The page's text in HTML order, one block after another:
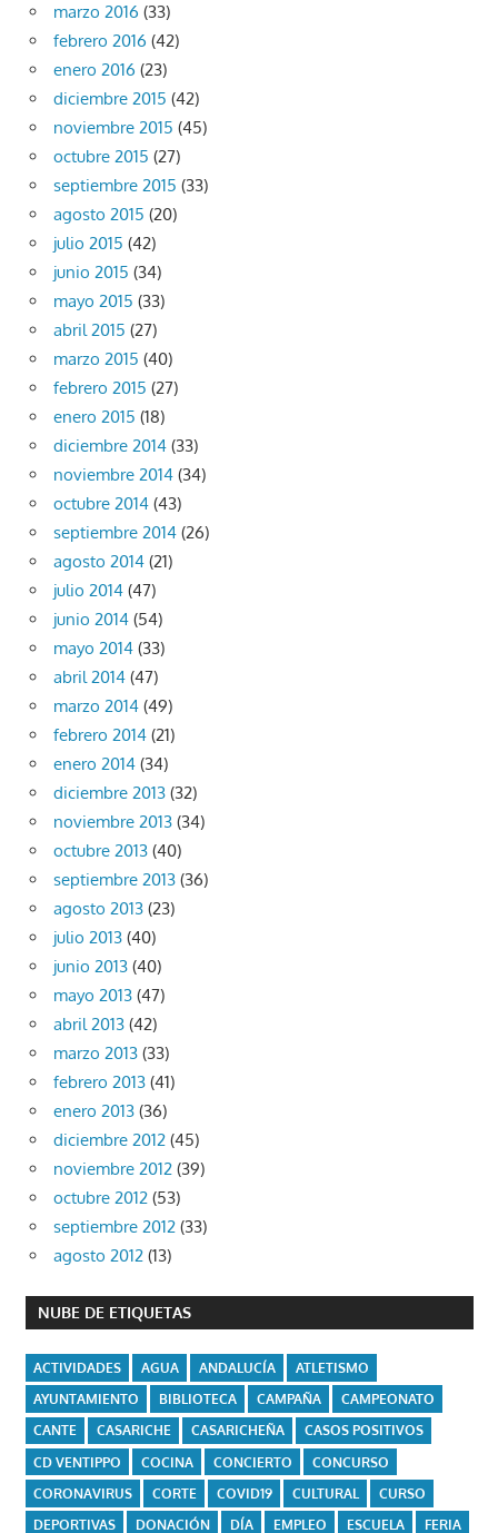
marzo 2016 (33)
febrero 2016 (42)
enero 2016 (23)
diciembre 2015 (42)
noviembre 2015 (45)
octubre 2015 (27)
septiembre 2015 (33)
agosto 2015 (20)
julio 2015 (42)
junio 2015 (34)
mayo 2015 (33)
abril 2015 (27)
marzo 2015 (40)
febrero 2015 (27)
enero 2015 (18)
diciembre 2014 (33)
noviembre 2014 (34)
octubre 2014 (43)
septiembre 2014 (26)
agosto 2014 (21)
julio 2014 (47)
junio 2014 (54)
mayo 2014 (33)
abril 2014 (47)
marzo 2014 (49)
febrero 2014 (21)
enero 2014 (34)
diciembre 2013 (32)
noviembre 2013 (34)
octubre 2013 (40)
septiembre 2013 (36)
agosto 2013 (23)
julio 2013 (40)
junio 2013 (40)
mayo 2013 (47)
abril 2013 (42)
marzo 2013 (33)
febrero 2013 (41)
enero 2013 (36)
diciembre 2012 (45)
noviembre 2012 (39)
octubre 2012 (53)
septiembre 2012 (33)
agosto 2012 (13)
NUBE DE ETIQUETAS
ACTIVIDADES AGUA ANDALUCÍA
ATLETISMO
AYUNTAMIENTO
BIBLIOTECA CAMPAÑA
CAMPEONATO
CANTE
CASARICHE CASARICHEÑA
CASOS POSITIVOS
CD VENTIPPO
COCINA CONCIERTO
CONCURSO
CORONAVIRUS
CORTE COVID19 CULTURAL
CURSO
DEPORTIVAS
DONACIÓN DÍA EMPLEO ESCUELA FERIA